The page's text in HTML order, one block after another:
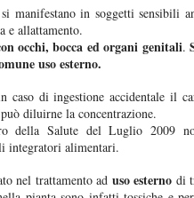
manifestano in soggetti sensibili
e allattamento.
occhi, bocca ed organi genitali.
uso esterno.
caso di ingestione accidentale il
diluirne la concentrazione.
della Salute del Luglio 2009
integratori alimentari.
nel trattamento ad uso esterno di